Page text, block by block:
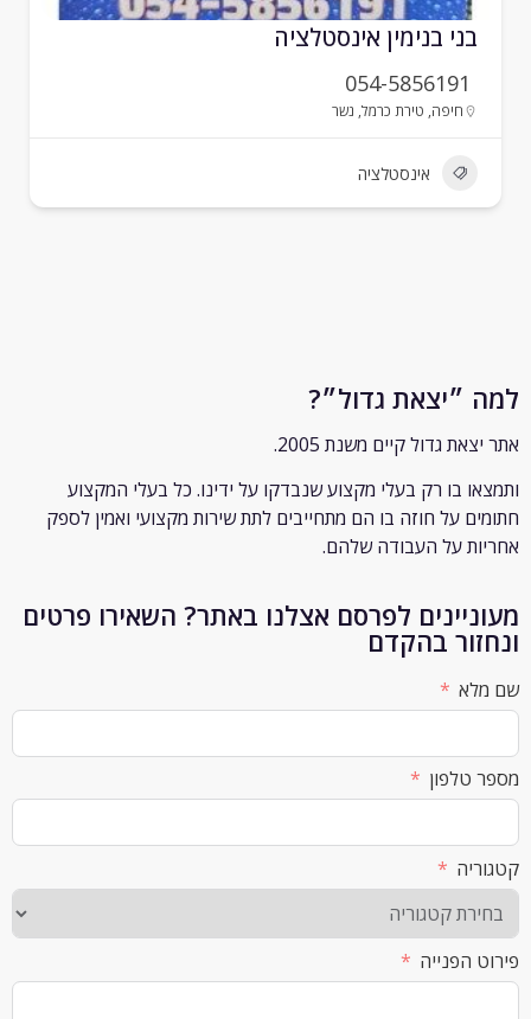
גדול״?
גדול קיים משנת 2005.
בו רקבעלי מקצוע שנבדקו על ידינו. כל בעלי המקצוע
על חוזה בו הם מתחייבים לתת שירות מקצועי ואמין לספק
על העבודה שלהם.
לפרסם אצלנו באתר? השאירו פרטים
בהקדם
בנימין אינסטלציה
054-5856191
טירת כרמל,נשר
אינסטלציה